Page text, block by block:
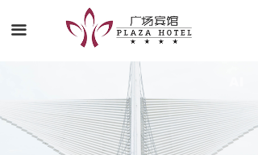
끀
新闻动态